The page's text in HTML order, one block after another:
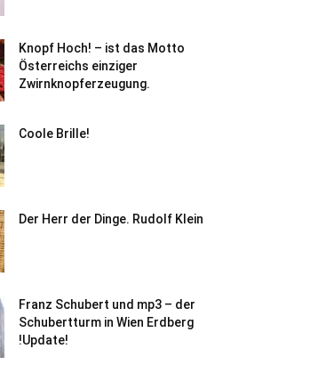
Knopf Hoch! – ist das Motto
Österreichs einziger
Zwirnknopferzeugung.
Coole Brille!
Der Herr der Dinge. Rudolf Klein
Franz Schubert und mp3 – der
Schubertturm in Wien Erdberg
!Update!